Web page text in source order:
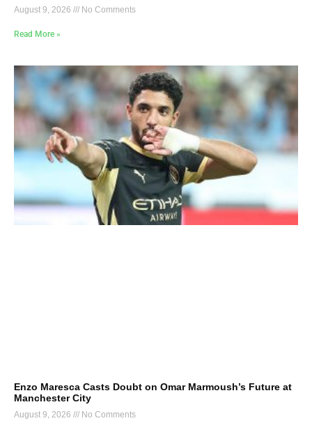
August 9, 2026 No Comments
Read More »
Enzo Maresca Casts Doubt on Omar Marmoush’s Future at
Manchester City
August 9, 2026 No Comments